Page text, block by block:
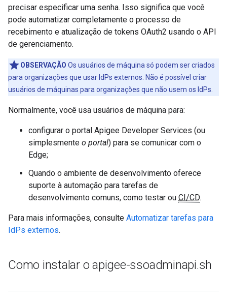
precisar especificar uma senha. Isso significa que você
pode automatizar completamente o processo de
recebimento e atualização de tokens OAuth2 usando o API
de gerenciamento.
OBSERVAÇÃO Os usuários de máquina só podem ser criados
para organizações que usar IdPs externos. Não é possível criar
usuários de máquinas para organizações que não usem os IdPs.
Normalmente, você usa usuários de máquina para:
configurar o portal Apigee Developer Services (ou
simplesmente o portal) para se comunicar com o
Edge;
Quando o ambiente de desenvolvimento oferece
suporte à automação para tarefas de
desenvolvimento comuns, como testar ou CI/CD.
Para mais informações, consulte Automatizar tarefas para
IdPs externos.
Como instalar o apigee-ssoadminapi.sh